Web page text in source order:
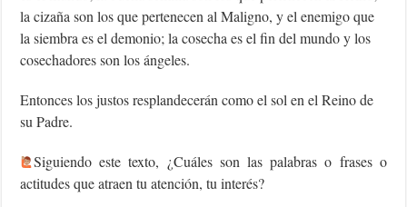
la cizaña son los que pertenecen al Maligno, y el enemigo que
la siembra es el demonio; la cosecha es el fin del mundo y los
cosechadores son los ángeles.
Entonces los justos resplandecerán como el sol en el Reino de
su Padre.
‍Siguiendo este texto, ¿Cuáles son las palabras o frases o
actitudes que atraen tu atención, tu interés?